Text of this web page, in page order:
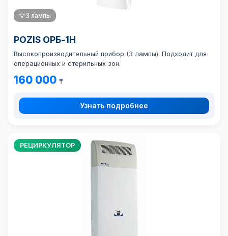
💡3 лампы
POZIS ОРБ-1Н
Высокопроизводительный прибор (3 лампы). Подходит для
операционных и стерильных зон.
160 000 ₸
Узнать подробнее
РЕЦИРКУЛЯТОР